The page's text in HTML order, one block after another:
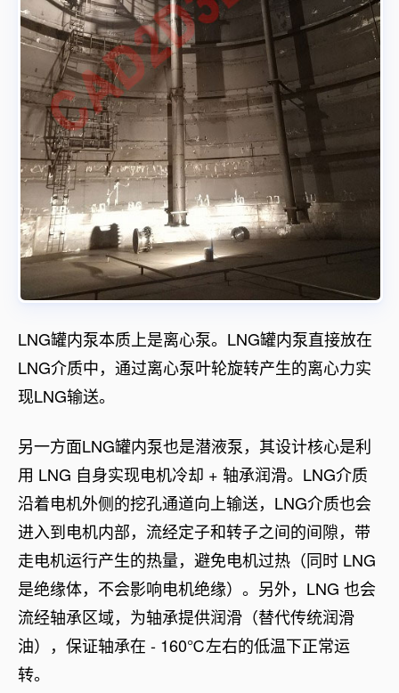
LNG罐内泵本质上是离心泵。LNG罐内泵直接放在
LNG介质中，通过离心泵叶轮旋转产生的离心力实
现LNG输送。
另一方面LNG罐内泵也是潜液泵，其设计核心是利
用 LNG 自身实现电机冷却 + 轴承润滑。LNG介质
沿着电机外侧的挖孔通道向上输送，LNG介质也会
进入到电机内部，流经定子和转子之间的间隙，带
走电机运行产生的热量，避免电机过热（同时 LNG
是绝缘体，不会影响电机绝缘）。另外，LNG 也会
流经轴承区域，为轴承提供润滑（替代传统润滑
油），保证轴承在 - 160℃左右的低温下正常运
转。